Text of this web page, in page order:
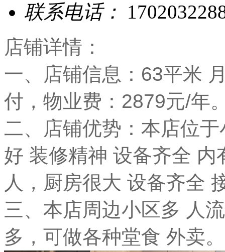
联系电话：
店铺详情：
一、店铺信息：63平米
付，物业费：2879元/年
二、店铺优势：本店位
好 装修精神 设备齐全
人，厨房很大 设备齐全
三、本店周边小区多 人
多，可做各种堂食 外卖。